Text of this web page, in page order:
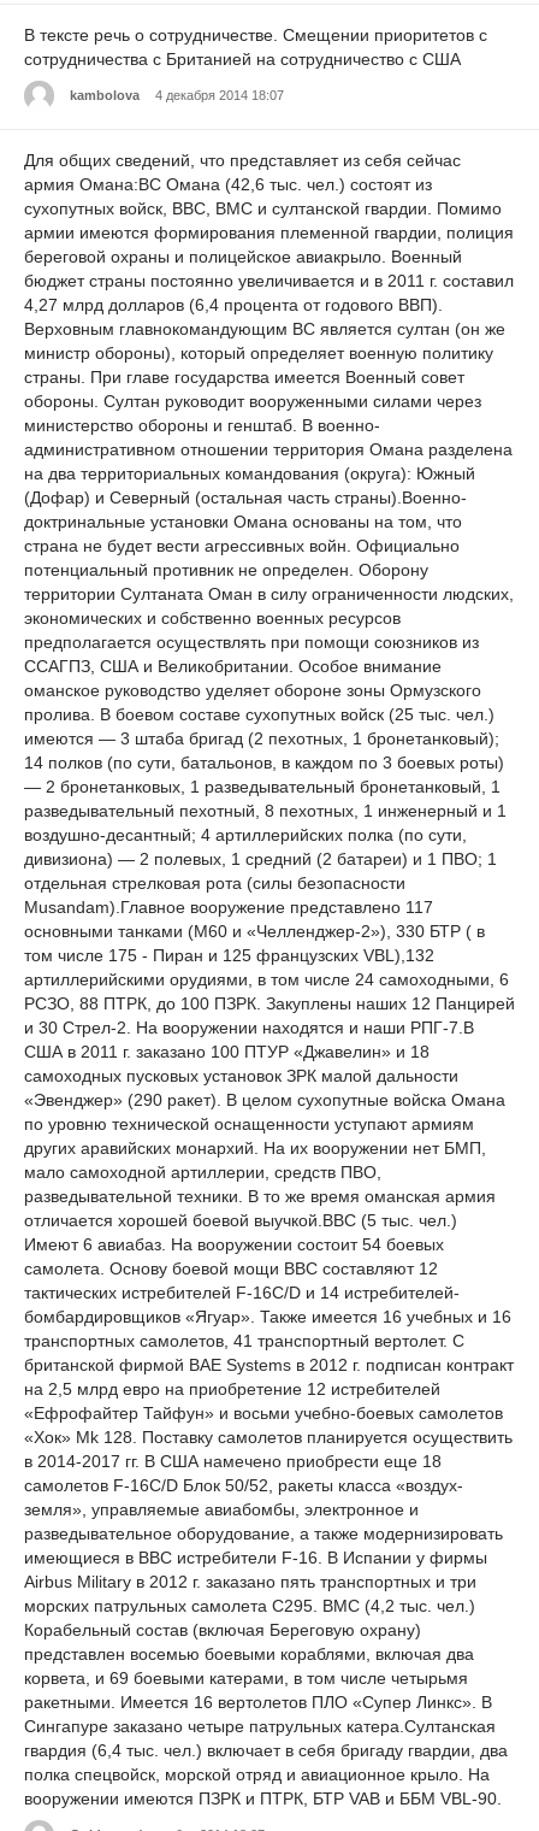
В тексте речь о сотрудничестве. Смещении приоритетов с
сотрудничества с Британией на сотрудничество с США
kambolova 4 декабря 2014 18:07
Для общих сведений, что представляет из себя сейчас
армия Омана:ВС Омана (42,6 тыс. чел.) состоят из
сухопутных войск, ВВС, ВМС и султанской гвардии. Помимо
армии имеются формирования племенной гвардии, полиция
береговой охраны и полицейское авиакрыло. Военный
бюджет страны постоянно увеличивается и в 2011 г. составил
4,27 млрд долларов (6,4 процента от годового ВВП).
Верховным главнокомандующим ВС является султан (он же
министр обороны), который определяет военную политику
страны. При главе государства имеется Военный совет
обороны. Султан руководит вооруженными силами через
министерство обороны и генштаб. В военно-
административном отношении территория Омана разделена
на два территориальных командования (округа): Южный
(Дофар) и Северный (остальная часть страны).Военно-
доктринальные установки Омана основаны на том, что
страна не будет вести агрессивных войн. Официально
потенциальный противник не определен. Оборону
территории Султаната Оман в силу ограниченности людских,
экономических и собственно военных ресурсов
предполагается осуществлять при помощи союзников из
ССАГПЗ, США и Великобритании. Особое внимание
оманское руководство уделяет обороне зоны Ормузского
пролива. В боевом составе сухопутных войск (25 тыс. чел.)
имеются — 3 штаба бригад (2 пехотных, 1 бронетанковый);
14 полков (по сути, батальонов, в каждом по 3 боевых роты)
— 2 бронетанковых, 1 разведывательный бронетанковый, 1
разведывательный пехотный, 8 пехотных, 1 инженерный и 1
воздушно-десантный; 4 артиллерийских полка (по сути,
дивизиона) — 2 полевых, 1 средний (2 батареи) и 1 ПВО; 1
отдельная стрелковая рота (силы безопасности
Musandam).Главное вооружение представлено 117
основными танками (М60 и «Челленджер-2»), 330 БТР ( в
том числе 175 - Пиран и 125 французских VBL),132
артиллерийскими орудиями, в том числе 24 самоходными, 6
РСЗО, 88 ПТРК, до 100 ПЗРК. Закуплены наших 12 Панцирей
и 30 Стрел-2. На вооружении находятся и наши РПГ-7.В
США в 2011 г. заказано 100 ПТУР «Джавелин» и 18
самоходных пусковых установок ЗРК малой дальности
«Эвенджер» (290 ракет). В целом сухопутные войска Омана
по уровню технической оснащенности уступают армиям
других аравийских монархий. На их вооружении нет БМП,
мало самоходной артиллерии, средств ПВО,
разведывательной техники. В то же время оманская армия
отличается хорошей боевой выучкой.ВВС (5 тыс. чел.)
Имеют 6 авиабаз. На вооружении состоит 54 боевых
самолета. Основу боевой мощи ВВС составляют 12
тактических истребителей F-16С/D и 14 истребителей-
бомбардировщиков «Ягуар». Также имеется 16 учебных и 16
транспортных самолетов, 41 транспортный вертолет. С
британской фирмой BAE Systems в 2012 г. подписан контракт
на 2,5 млрд евро на приобретение 12 истребителей
«Ефрофайтер Тайфун» и восьми учебно-боевых самолетов
«Хок» Mk 128. Поставку самолетов планируется осуществить
в 2014-2017 гг. В США намечено приобрести еще 18
самолетов F-16С/D Блок 50/52, ракеты класса «воздух-
земля», управляемые авиабомбы, электронное и
разведывательное оборудование, а также модернизировать
имеющиеся в ВВС истребители F-16. В Испании у фирмы
Airbus Military в 2012 г. заказано пять транспортных и три
морских патрульных самолета С295. ВМС (4,2 тыс. чел.)
Корабельный состав (включая Береговую охрану)
представлен восемью боевыми кораблями, включая два
корвета, и 69 боевыми катерами, в том числе четырьмя
ракетными. Имеется 16 вертолетов ПЛО «Супер Линкс». В
Сингапуре заказано четыре патрульных катера.Султанская
гвардия (6,4 тыс. чел.) включает в себя бригаду гвардии, два
полка спецвойск, морской отряд и авиационное крыло. На
вооружении имеются ПЗРК и ПТРК, БТР VAB и ББМ VBL-90.